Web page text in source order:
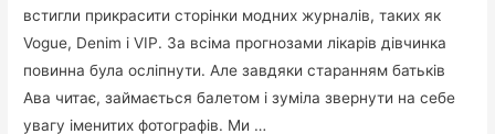
встигли прикрасити сторінки модних журналів, таких як
Vogue, Denim і VIP. За всіма прогнозами лікарів дівчинка
повинна була осліпнути. Але завдяки старанням батьків
Ава читає, займається балетом і зуміла звернути на себе
увагу іменитих фотографів. Ми …